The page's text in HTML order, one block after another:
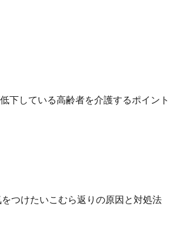
下している高齢者を介護するポイント
つけたいこむら返りの原因と対処法